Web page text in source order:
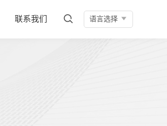
联系我们 语言选择